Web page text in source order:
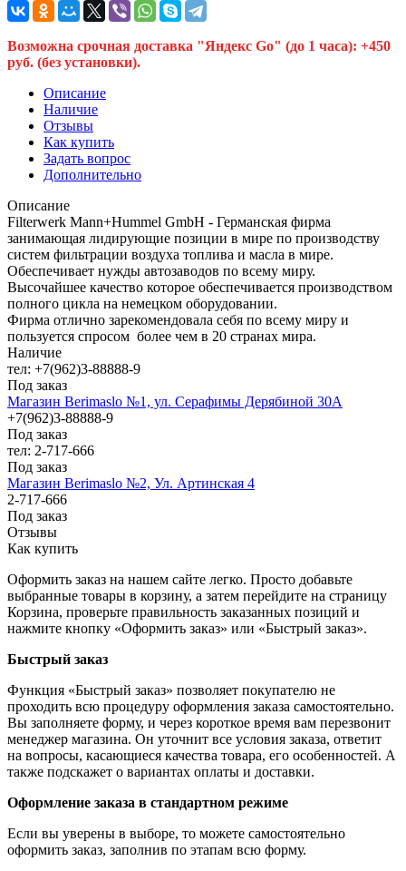
Возможна срочная доставка "Яндекс Go" (до 1 часа): +450
руб. (без установки).
Описание
Наличие
Отзывы
Как купить
Задать вопрос
Дополнительно
Описание
Filterwerk Mann+Hummel GmbH - Германская фирма
занимающая лидирующие позиции в мире по производству
систем фильтрации воздуха топлива и масла в мире.
Обеспечивает нужды автозаводов по всему миру.
Высочайшее качество которое обеспечивается производством
полного цикла на немецком оборудовании.
Фирма отлично зарекомендовала себя по всему миру и
пользуется спросом более чем в 20 странах мира.
Наличие
тел: +7(962)3-88888-9
Под заказ
Магазин Berimaslo №1, ул. Серафимы Дерябиной 30А
+7(962)3-88888-9
Под заказ
тел: 2-717-666
Под заказ
Магазин Berimaslo №2, Ул. Артинская 4
2-717-666
Под заказ
Отзывы
Как купить
Оформить заказ на нашем сайте легко. Просто добавьте
выбранные товары в корзину, а затем перейдите на страницу
Корзина, проверьте правильность заказанных позиций и
нажмите кнопку «Оформить заказ» или «Быстрый заказ».
Быстрый заказ
Функция «Быстрый заказ» позволяет покупателю не
проходить всю процедуру оформления заказа самостоятельно.
Вы заполняете форму, и через короткое время вам перезвонит
менеджер магазина. Он уточнит все условия заказа, ответит
на вопросы, касающиеся качества товара, его особенностей. А
также подскажет о вариантах оплаты и доставки.
Оформление заказа в стандартном режиме
Если вы уверены в выборе, то можете самостоятельно
оформить заказ, заполнив по этапам всю форму.